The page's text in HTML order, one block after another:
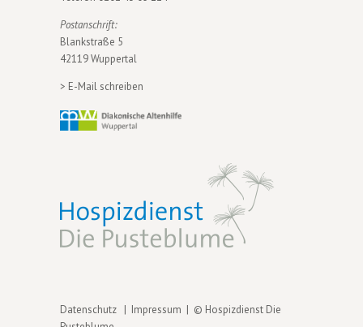
Postanschrift:
Blankstraße 5
42119 Wuppertal
> E-Mail schreiben
Datenschutz | Impressum | © Hospizdienst Die